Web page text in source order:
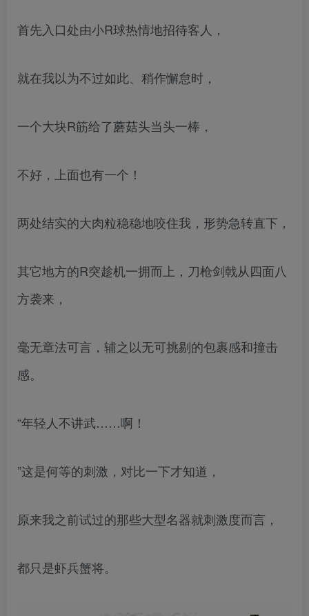
首先入口处由小R球热情地招待客人，
就在我以为不过如此、稍作懈怠时，
一个大块R筋给了蘑菇头当头一棒，
不好，上面也有一个！
两处结实的大肉粒稳稳地咬住我，形势急转直下，
其它地方的R突趁机一拥而上，刀枪剑戟从四面八
方袭来，
毫无章法可言，辅之以无可挑剔的包裹感和撞击
感。
“年轻人不讲武……啊！
”这是何等的刺激，对比一下才知道，
原来我之前试过的那些大型名器就刺激度而言，
都只是虾兵蟹将。